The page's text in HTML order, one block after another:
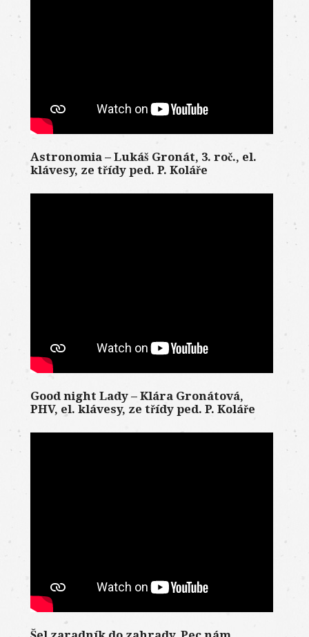
Astronomia – Lukáš Gronát, 3. roč., el.
klávesy, ze třídy ped. P. Koláře
Good night Lady – Klára Gronátová,
PHV, el. klávesy, ze třídy ped. P. Koláře